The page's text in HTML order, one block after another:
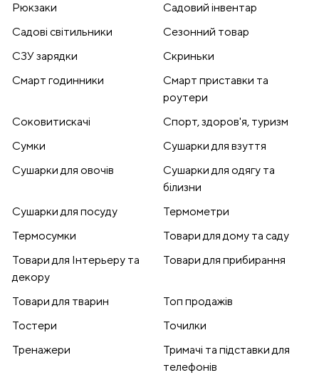
Рюкзаки
Садовий інвентар
Садові світильники
Сезонний товар
СЗУ зарядки
Скриньки
Смарт годинники
Смарт приставки та
роутери
Соковитискачі
Спорт, здоров'я, туризм
Сумки
Сушарки для взуття
Сушарки для овочів
Сушарки для одягу та
білизни
Сушарки для посуду
Термометри
Термосумки
Товари для дому та саду
Товари для Інтерьеру та
декору
Товари для прибирання
Товари для тварин
Топ продажів
Тостери
Точилки
Тренажери
Тримачі та підставки для
телефонів